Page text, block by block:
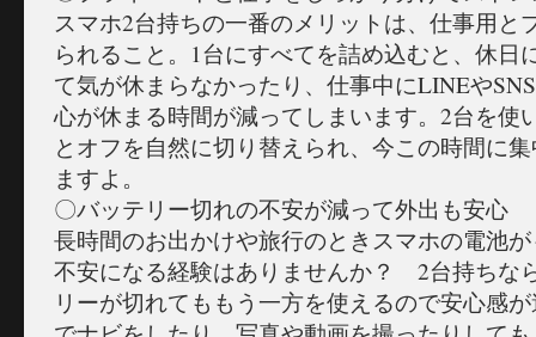
スマホ2台持ちの一番のメリットは、仕事用と
られること。1台にすべてを詰め込むと、休日
て気が休まらなかったり、仕事中にLINEや
心が休まる時間が減ってしまいます。2台を使
とオフを自然に切り替えられ、今この時間に
ますよ。
〇バッテリー切れの不安が減って外出も安心
長時間のお出かけや旅行のときスマホの電池
不安になる経験はありませんか？ 2台持ちな
リーが切れてももう一方を使えるので安心感